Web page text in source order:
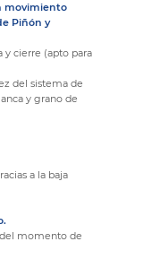
movimiento
Piñón y
y cierre (apto para
del sistema de
y grano de
a la baja
momento de